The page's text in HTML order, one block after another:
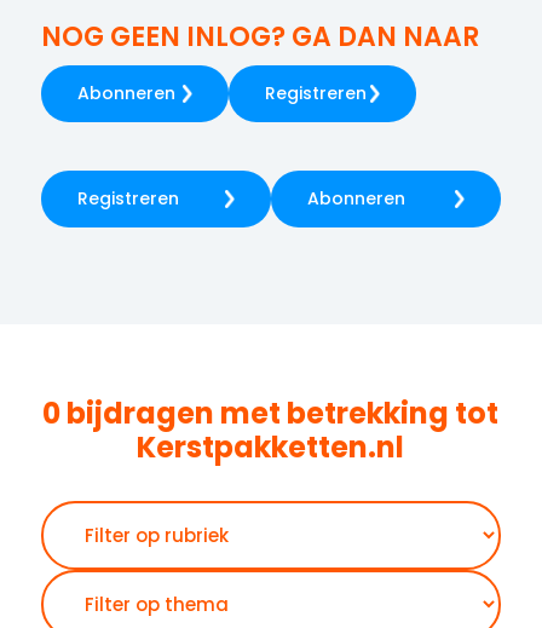
NOG GEEN INLOG? GA DAN NAAR
Abonneren Registreren
Registreren Abonneren
0 bijdragen met betrekking tot
Kerstpakketten.nl